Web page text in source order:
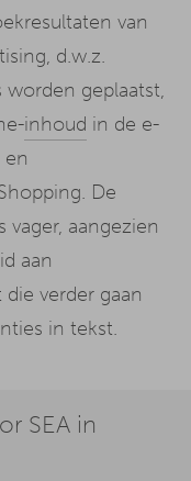
van
d.w.z.
worden geplaatst,
inhoud in de e-
en
De
vager, aangezien
aan
verder gaan
in tekst.
SEA in